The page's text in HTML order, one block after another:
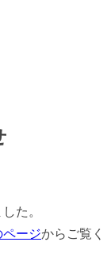
た。
ージからご覧く